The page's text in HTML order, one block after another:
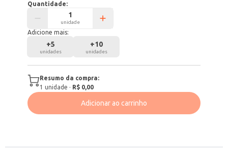
Quantidade:
unidade
Adicione mais:
+5
unidades
+10
unidades
Resumo da compra:
1 unidade · R$ 0,00
Adicionar ao carrinho